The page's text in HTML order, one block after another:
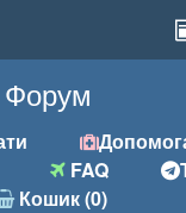
Форум
FAQ
Кошик (0)